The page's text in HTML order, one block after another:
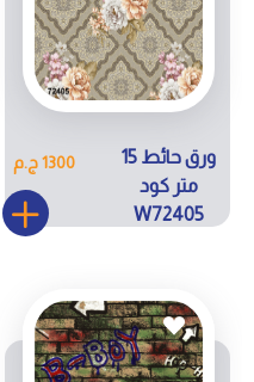
ورق حائط 15
متر كود
W72405
1300 ج.م